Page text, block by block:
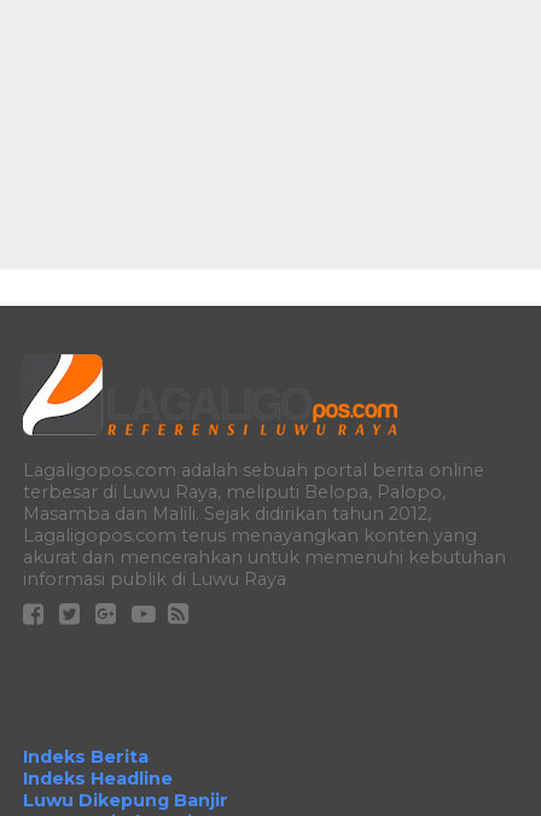
Lagaligopos.com adalah sebuah portal berita online
terbesar di Luwu Raya, meliputi Belopa, Palopo,
Masamba dan Malili. Sejak didirikan tahun 2012,
Lagaligopos.com terus menayangkan konten yang
akurat dan mencerahkan untuk memenuhi kebutuhan
informasi publik di Luwu Raya
Indeks Berita
Indeks Headline
Luwu Dikepung Banjir